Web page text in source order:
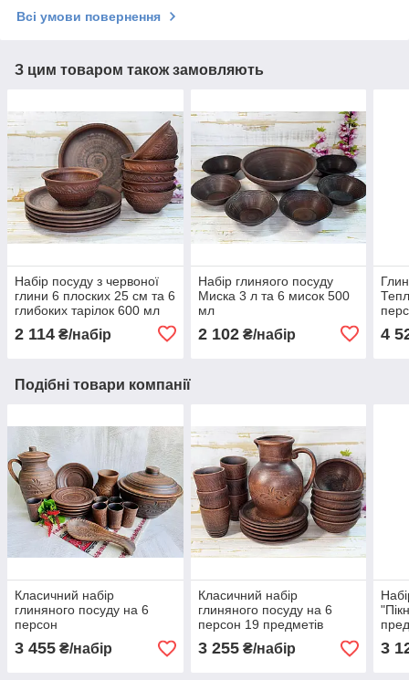
Всі умови повернення
З цим товаром також замовляють
Набір посуду з червоної
глини 6 плоских 25 см та 6
глибоких тарілок 600 мл
2 114 ₴/набір
Набір глиняого посуду
Миска 3 л та 6 мисок 500
мл
2 102₴/набір 4
Подібні товари компанії
Класичний набір
глиняного посуду на 6
персон
3 455 ₴/набір
Класичний набір
глиняного посуду на 6
персон 19 предметів
3 255₴/набір 3